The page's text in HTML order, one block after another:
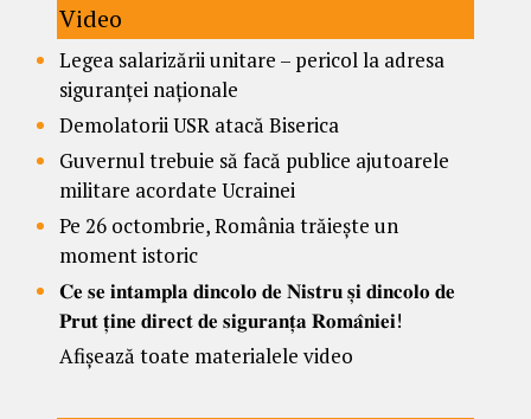
Video
Legea salarizării unitare – pericol la adresa
siguranței naționale
Demolatorii USR atacă Biserica
Guvernul trebuie să facă publice ajutoarele
militare acordate Ucrainei
Pe 26 octombrie, România trăiește un
moment istoric
𝐂𝐞 𝐬𝐞 𝐢𝐧𝐭𝐚𝐦𝐩𝐥𝐚 𝐝𝐢𝐧𝐜𝐨𝐥𝐨 𝐝𝐞 𝐍𝐢𝐬𝐭𝐫𝐮 𝐬̦𝐢 𝐝𝐢𝐧𝐜𝐨𝐥𝐨 𝐝𝐞
𝐏𝐫𝐮𝐭 𝐭̦𝐢𝐧𝐞 𝐝𝐢𝐫𝐞𝐜𝐭 𝐝𝐞 𝐬𝐢𝐠𝐮𝐫𝐚𝐧𝐭̦𝐚 𝐑𝐨𝐦𝐚̂𝐧𝐢𝐞𝐢!
Afișează toate materialele video